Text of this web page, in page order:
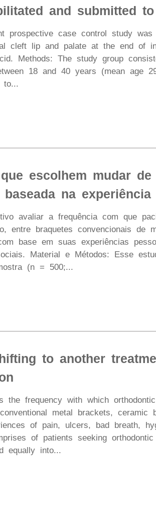
and submitted
prospective case control study
cleft lip and palate at the end of
Methods: The study group
18 and 40 years (mean age
to...
escolhem mudar de
na experiência
avaliar a frequência com que
entre braquetes convencionais de
base em suas experiências
Material e Métodos: Esse
(n = 500;...
to another
the frequency with which
metal brackets, ceramic
of pain, ulcers, bad breath,
of patients seeking
equally into...